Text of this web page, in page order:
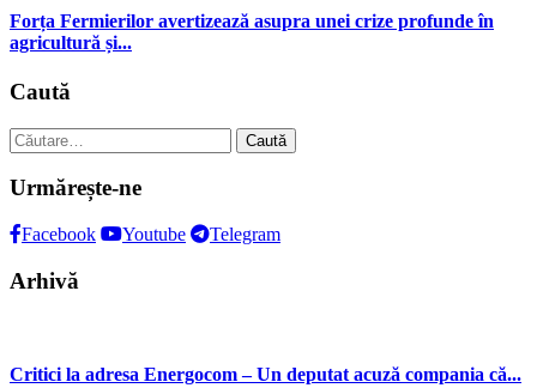
Forța Fermierilor avertizează asupra unei crize profunde în
agricultură și...
Caută
Caută
după:
Urmărește-ne
Facebook Youtube Telegram
Arhivă
Critici la adresa Energocom – Un deputat acuză compania că...